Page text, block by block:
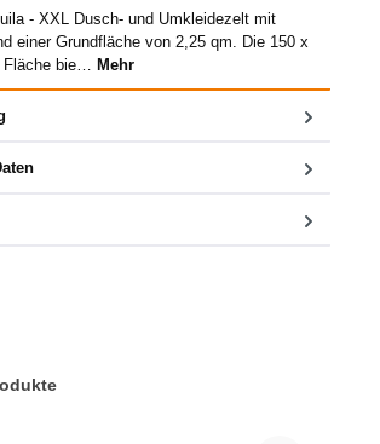
- XXL Dusch- und Umkleidezelt mit
einer Grundfläche von 2,25 qm. Die 150 x
Fläche bie… Mehr